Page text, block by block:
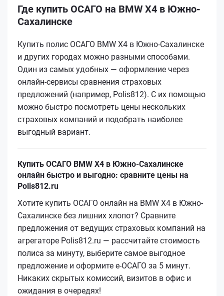
Где купить ОСАГО на BMW X4 в Южно-
Сахалинске
Купить полис ОСАГО BMW X4 в Южно-Сахалинске
и других городах можно разными способами.
Один из самых удобных — оформление через
онлайн-сервисы сравнения страховых
предложений (например, Polis812). С их помощью
можно быстро посмотреть цены нескольких
страховых компаний и подобрать наиболее
выгодный вариант.
Купить ОСАГО BMW X4 в Южно-Сахалинске
онлайн быстро и выгодно: сравните цены на
Polis812.ru
Хотите купить ОСАГО онлайн на BMW X4 в Южно-
Сахалинске без лишних хлопот? Сравните
предложения от ведущих страховых компаний на
агрегаторе Polis812.ru — рассчитайте стоимость
полиса за минуту, выберите самое выгодное
предложение и оформите е‑ОСАГО за 5 минут.
Никаких скрытых комиссий, визитов в офис и
ожидания в очередях!